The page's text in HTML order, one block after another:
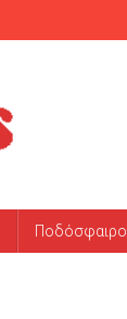
Ποδόσφαιρο